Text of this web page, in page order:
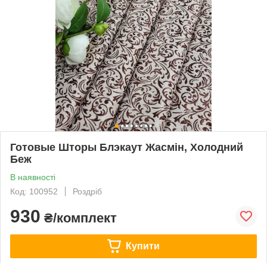
Готовые Шторы Блэкаут Жасмін, Холодний
Беж
В наявності
Код: 100952
Роздріб
930 ₴/комплект
Купити